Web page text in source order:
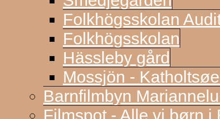
Folkhögsskolan
Folkhögsskolan
Hässleby gård
Mossjön -
Barnfilmbyn
Filmspot - Alle vi børn i